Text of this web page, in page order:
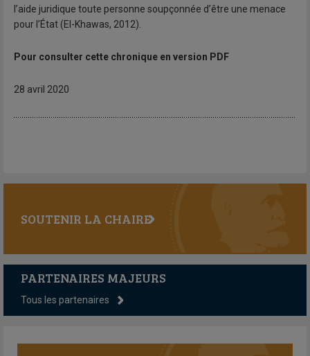
l’aide juridique toute personne soupçonnée d’être une menace
pour l’État (El-Khawas, 2012).
Pour consulter cette chronique en version PDF
28 avril 2020
SOUTENIR LA CHAIRE
PARTENAIRES MAJEURS
Tous les partenaires